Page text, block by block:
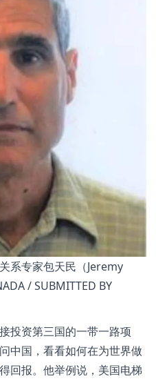
系专家包天民（Jeremy
/ SUBMITTED BY
投资第三国的一带一路项
中国，看看如何在为世界做
回报。他举例说，美国电梯